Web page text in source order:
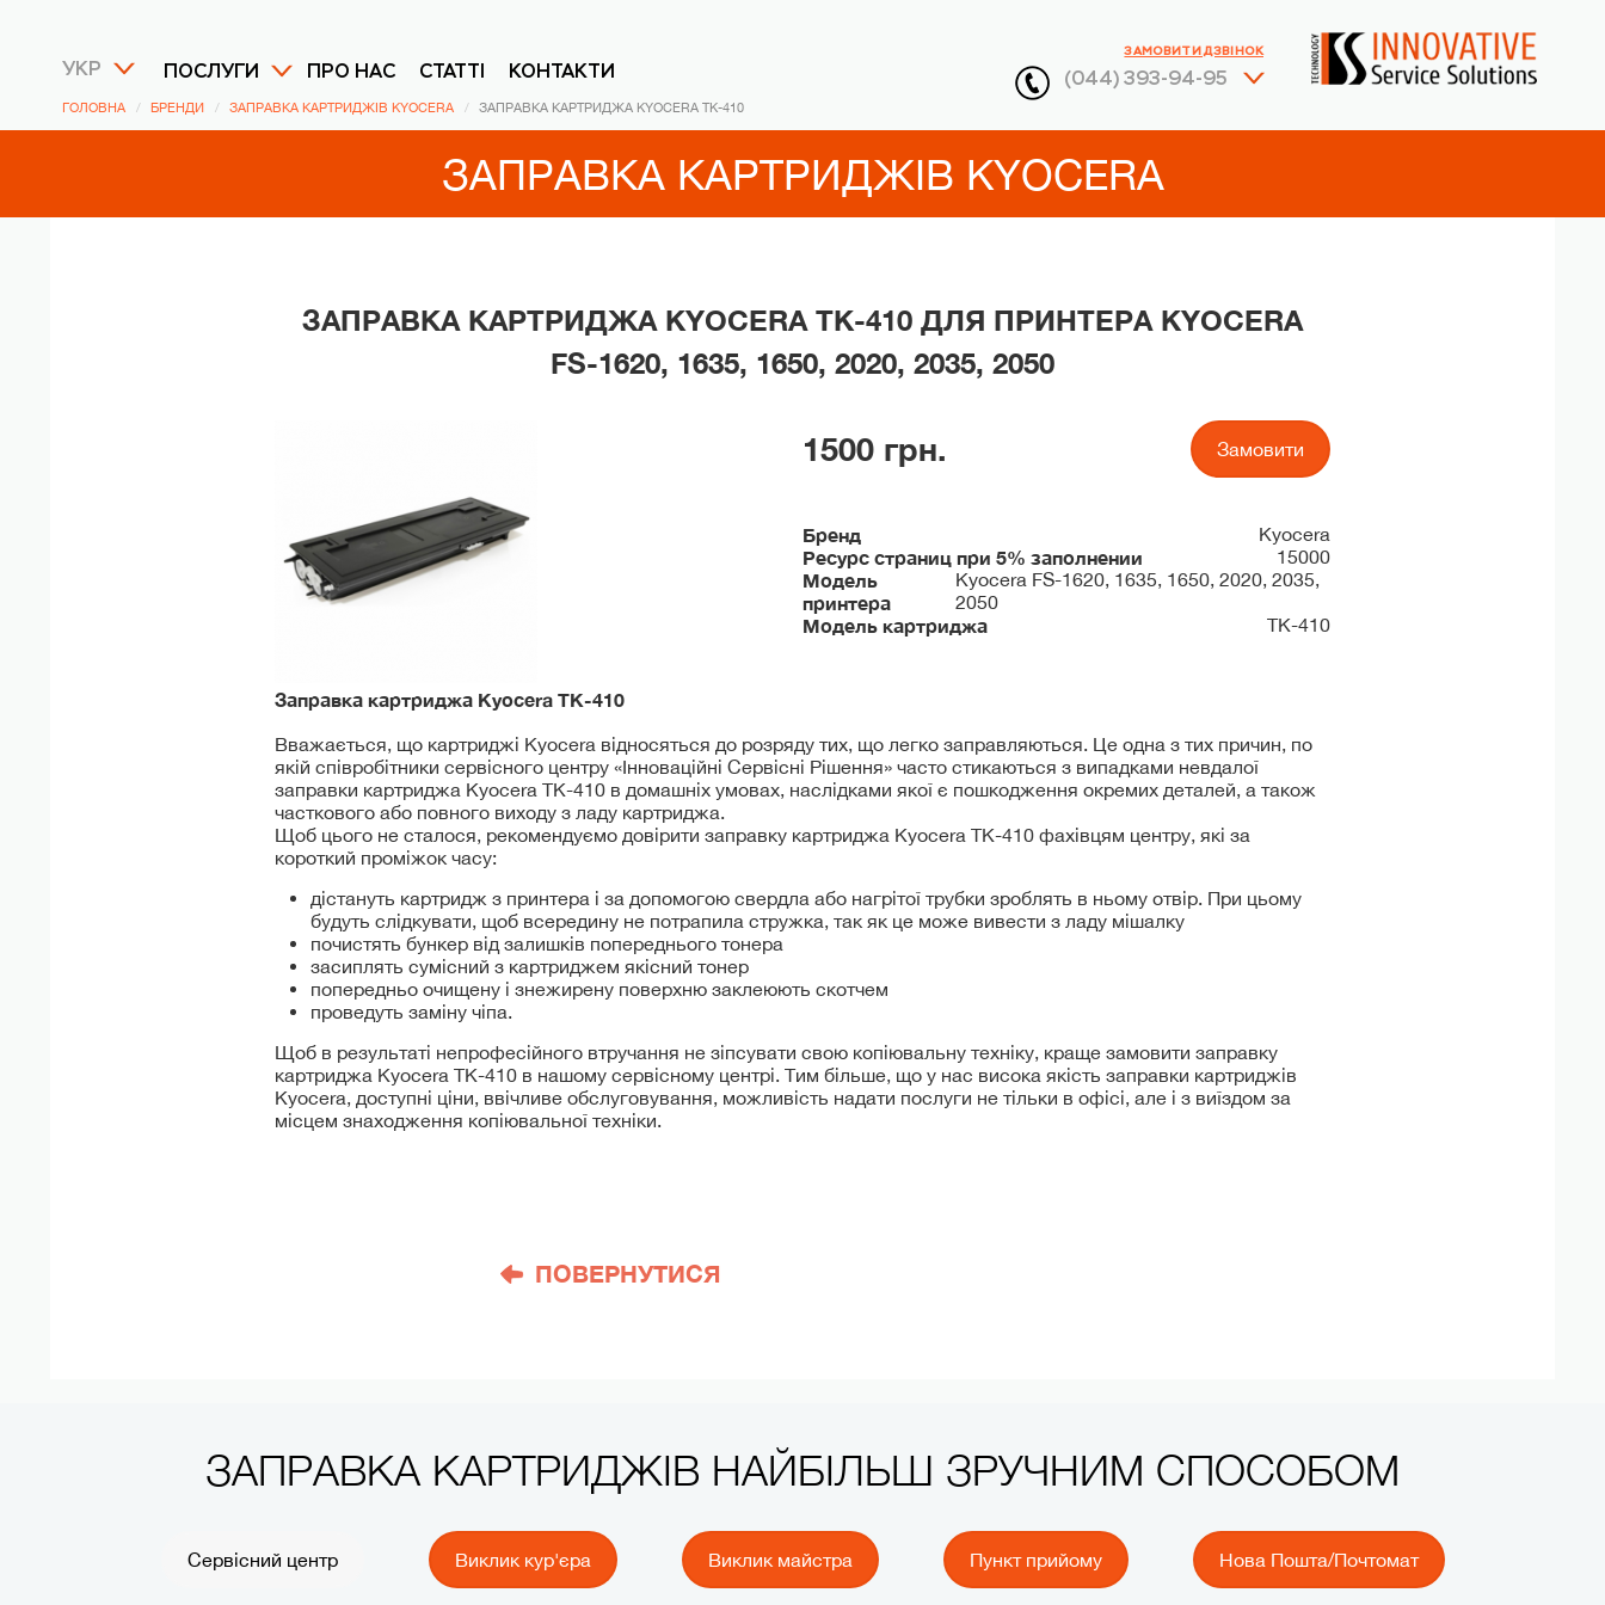
УКР ПОСЛУГИ ПРО НАС СТАТТІ КОНТАКТИ (044) 393-94-95
ЗАМОВИТИ ДЗВІНОК
ГОЛОВНА БРЕНДИ ЗАПРАВКА КАРТРИДЖІВ KYOCERA ЗАПРАВКА КАРТРИДЖА KYOCERA TK-410
ЗАПРАВКА КАРТРИДЖІВ KYOCERA
ЗАПРАВКА КАРТРИДЖА KYOCERA TK-410 ДЛЯ ПРИНТЕРА KYOCERA
FS-1620, 1635, 1650, 2020, 2035, 2050
1500 грн. Замовити
Бренд Kyocera
Ресурс страниц при 5% заполнении 15000
Модель
принтера
Kyocera FS-1620, 1635, 1650, 2020, 2035,
2050
Модель картриджа TK-410
Заправка картриджа Kyocera TK-410
Вважається, що картриджі Kyocera відносяться до розряду тих, що легко заправляються. Це одна з тих причин, по
якій співробітники сервісного центру «Інноваційні Сервісні Рішення» часто стикаються з випадками невдалої
заправки картриджа Kyocera TK-410 в домашніх умовах, наслідками якої є пошкодження окремих деталей, а також
часткового або повного виходу з ладу картриджа.
Щоб цього не сталося, рекомендуємо довірити заправку картриджа Kyocera TK-410 фахівцям центру, які за
короткий проміжок часу:
дістануть картридж з принтера і за допомогою свердла або нагрітої трубки зроблять в ньому отвір. При цьому
будуть слідкувати, щоб всередину не потрапила стружка, так як це може вивести з ладу мішалку
почистять бункер від залишків попереднього тонера
засиплять сумісний з картриджем якісний тонер
попередньо очищену і знежирену поверхню заклеюють скотчем
проведуть заміну чіпа.
Щоб в результаті непрофесійного втручання не зіпсувати свою копіювальну техніку, краще замовити заправку
картриджа Kyocera TK-410 в нашому сервісному центрі. Тим більше, що у нас висока якість заправки картриджів
Kyocera, доступні ціни, ввічливе обслуговування, можливість надати послуги не тільки в офісі, але і з виїздом за
місцем знаходження копіювальної техніки.
ПОВЕРНУТИСЯ
ЗАПРАВКА КАРТРИДЖІВ НАЙБІЛЬШ ЗРУЧНИМ СПОСОБОМ
Сервісний центр Виклик кур'єра Виклик майстра Пункт прийому Нова Пошта/Почтомат